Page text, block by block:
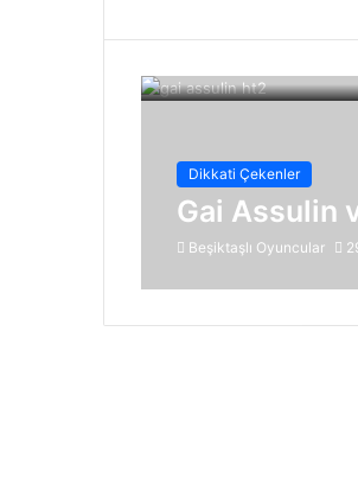
Dikkati Çekenler
Gai Assulin
Beşiktaşlı Oyuncular